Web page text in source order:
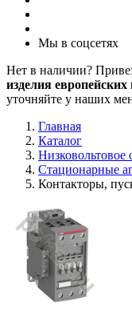
Мы в соцсетях
Нет в наличии?
изделия европейских
уточняйте у наших
Главная
Каталог
Стационарные
Контакторы,